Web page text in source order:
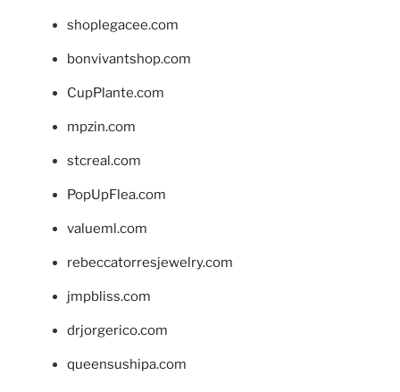
shoplegacee.com
bonvivantshop.com
CupPlante.com
mpzin.com
stcreal.com
PopUpFlea.com
valueml.com
rebeccatorresjewelry.com
jmpbliss.com
drjorgerico.com
queensushipa.com